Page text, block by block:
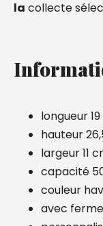
la collecte
longueur
hauteur
largeur 11
capacité
couleur
avec